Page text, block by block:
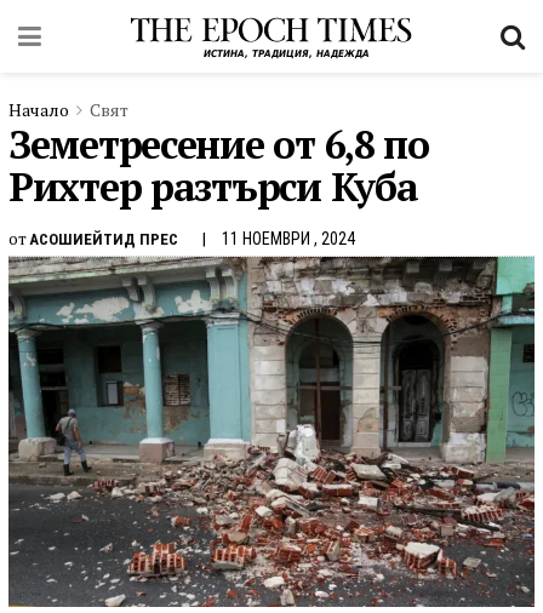
Начало Свят
Земетресение от 6,8 по
Рихтер разтърси Куба
от АСОШИЕЙТИД ПРЕС 11 НОЕМВРИ , 2024